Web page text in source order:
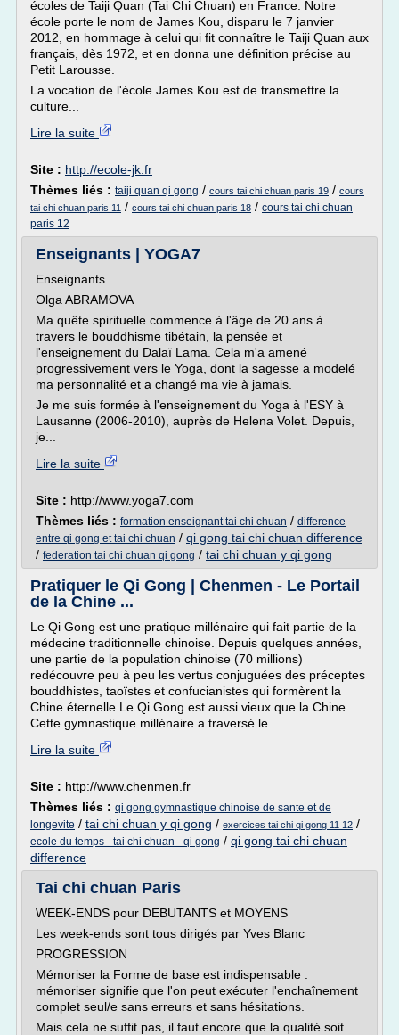
écoles de Taiji Quan (Tai Chi Chuan) en France. Notre
école porte le nom de James Kou, disparu le 7 janvier
2012, en hommage à celui qui fit connaître le Taiji Quan aux
français, dès 1972, et en donna une définition précise au
Petit Larousse.
La vocation de l'école James Kou est de transmettre la
culture...
Lire la suite
Site : http://ecole-jk.fr
Thèmes liés : taiji quan qi gong / cours tai chi chuan paris 19 / cours
tai chi chuan paris 11 / cours tai chi chuan paris 18 / cours tai chi chuan
paris 12
Enseignants | YOGA7
Enseignants
Olga ABRAMOVA
Ma quête spirituelle commence à l'âge de 20 ans à
travers le bouddhisme tibétain, la pensée et
l'enseignement du Dalaï Lama. Cela m'a amené
progressivement vers le Yoga, dont la sagesse a modelé
ma personnalité et a changé ma vie à jamais.
Je me suis formée à l'enseignement du Yoga à l'ESY à
Lausanne (2006-2010), auprès de Helena Volet. Depuis,
je...
Lire la suite
Site : http://www.yoga7.com
Thèmes liés : formation enseignant tai chi chuan / difference
entre qi gong et tai chi chuan / qi gong tai chi chuan difference
/ federation tai chi chuan qi gong / tai chi chuan y qi gong
Pratiquer le Qi Gong | Chenmen - Le Portail
de la Chine ...
Le Qi Gong est une pratique millénaire qui fait partie de la
médecine traditionnelle chinoise. Depuis quelques années,
une partie de la population chinoise (70 millions)
redécouvre peu à peu les vertus conjuguées des préceptes
bouddhistes, taoïstes et confucianistes qui formèrent la
Chine éternelle.Le Qi Gong est aussi vieux que la Chine.
Cette gymnastique millénaire a traversé le...
Lire la suite
Site : http://www.chenmen.fr
Thèmes liés : qi gong gymnastique chinoise de sante et de
longevite / tai chi chuan y qi gong / exercices tai chi qi gong 11 12 /
ecole du temps - tai chi chuan - qi gong / qi gong tai chi chuan
difference
Tai chi chuan Paris
WEEK-ENDS pour DEBUTANTS et MOYENS
Les week-ends sont tous dirigés par Yves Blanc
PROGRESSION
Mémoriser la Forme de base est indispensable :
mémoriser signifie que l'on peut exécuter l'enchaînement
complet seul/e sans erreurs et sans hésitations.
Mais cela ne suffit pas, il faut encore que la qualité soit